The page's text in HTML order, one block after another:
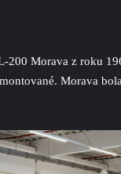
Morava z roku
Morava